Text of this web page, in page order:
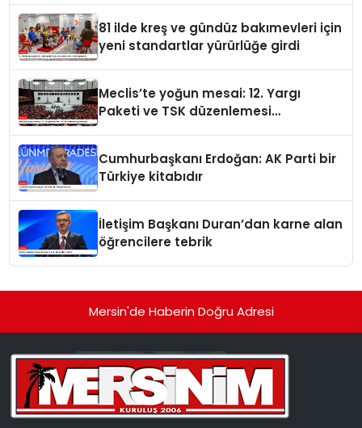
81 ilde kreş ve gündüz bakımevleri için
yeni standartlar yürürlüğe girdi
Meclis’te yoğun mesai: 12. Yargı
Paketi ve TSK düzenlemesi
Cumhurbaşkanı Erdoğan: AK Parti bir
Türkiye kitabıdır
İletişim Başkanı Duran’dan karne alan
öğrencilere tebrik
Mersin'de Haberin Doğru Adresi